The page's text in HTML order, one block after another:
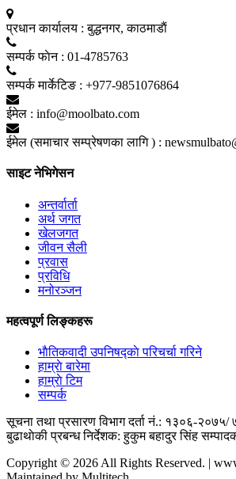
प्रधान कार्यालय : बुद्धनगर, काठमाडाैं
सम्पर्क फाेन : 01-4785763
सम्पर्क मार्केटिङ : +977-9851076864
ईमेल : info@moolbato.com
ईमेल (समाचार सम्प्रेषणका लागि ) :
साइट नेभिगेसन
अन्तर्वार्ता
अर्थ जगत
खेलजगत
जीवन सैली
प्रवास
प्रविधि
मनोरञ्जन
महत्वपूर्ण लिङ्कहरू
भाैतिकवादी उपनिषद्काे परिचर्चा गरिने
हाम्राे बारेमा
हाम्राे टिम
सम्पर्क
सूचना तथा प्रसारण विभाग दर्ता नं.: १३०६-२०७५/
बुढाथाेकी प्रबन्ध निर्देशक: हुकुम बहादुर सिंह
Copyright © 2026 All Rights Reserved. |